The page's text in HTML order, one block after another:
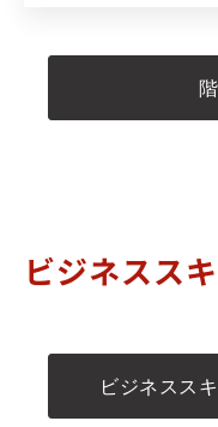
ビジネスス
ビジネスス